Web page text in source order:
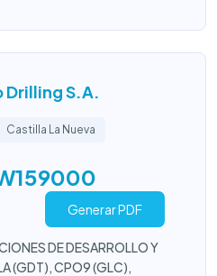
Drilling S.A.
Castilla La Nueva
Generar PDF
DE DESARROLLO Y
(GDT), CPO9 (GLC),